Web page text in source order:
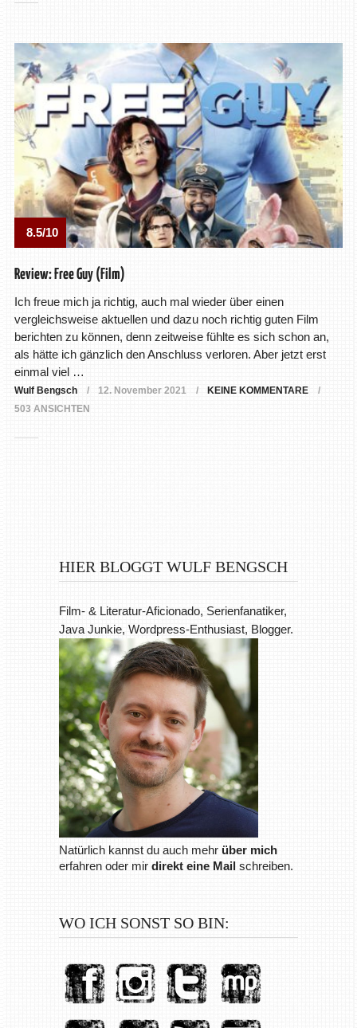
8.5/10
Review: Free Guy (Film)
Ich freue mich ja richtig, auch mal wieder über einen
vergleichsweise aktuellen und dazu noch richtig guten Film
berichten zu können, denn zeitweise fühlte es sich schon an,
als hätte ich gänzlich den Anschluss verloren. Aber jetzt erst
einmal viel …
Wulf Bengsch 12. November 2021
KEINE KOMMENTARE
503 ANSICHTEN
HIER BLOGGT WULF BENGSCH
Film- & Literatur-Aficionado, Serienfanatiker,
Java Junkie, Wordpress-Enthusiast, Blogger.
Natürlich kannst du auch mehr über mich
erfahren oder mir direkt eine Mailschreiben.
WO ICH SONST SO BIN: